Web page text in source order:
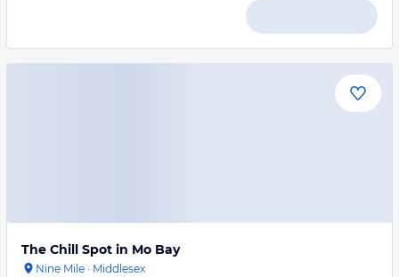
The Chill Spot in Mo Bay
Nine Mile · Middlesex